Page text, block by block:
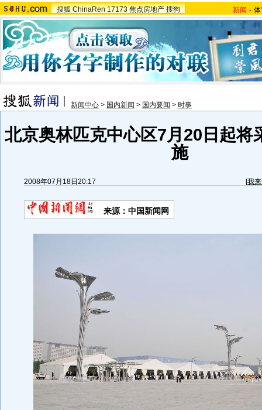
搜狐 ChinaRen 17173 焦点房地产 搜狗 新闻 -
新闻中心 > 国内新闻 > 国内要闻 > 时事
北京奥林匹克中心区7月20日起将
施
2008年07月18日20:17 [我
来源：中国新闻网